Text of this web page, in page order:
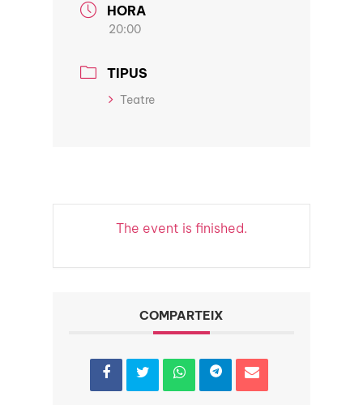
HORA
20:00
TIPUS
Teatre
The event is finished.
COMPARTEIX